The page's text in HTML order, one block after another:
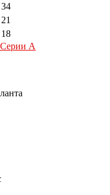
34
21
18
Серии А